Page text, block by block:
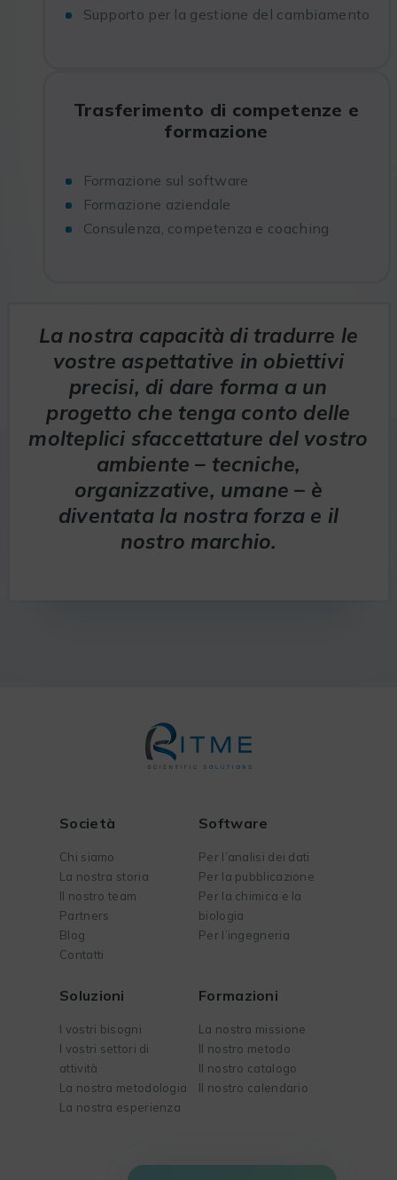
Supporto per la gestione del cambiamento
Trasferimento di competenze e
formazione
Formazione sul software
Formazione aziendale
Consulenza, competenza e coaching
La nostra capacità di tradurre le
vostre aspettative in obiettivi
precisi, di dare forma a un
progetto che tenga conto delle
molteplici sfaccettature del vostro
ambiente – tecniche,
organizzative, umane – è
diventata la nostra forza e il
nostro marchio.
Società
Chi siamo
La nostra storia
Il nostro team
Partners
Blog
Contatti
Software
Per l’analisi dei dati
Per la pubblicazione
Per la chimica e la
biologia
Per l’ingegneria
Soluzioni
I vostri bisogni
I vostri settori di
attività
La nostra metodologia
La nostra esperienza
Formazioni
La nostra missione
Il nostro metodo
Il nostro catalogo
Il nostro calendario